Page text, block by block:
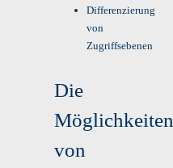
Differenzierung
von
Zugriffsebenen
Die
Möglichkeiten
von